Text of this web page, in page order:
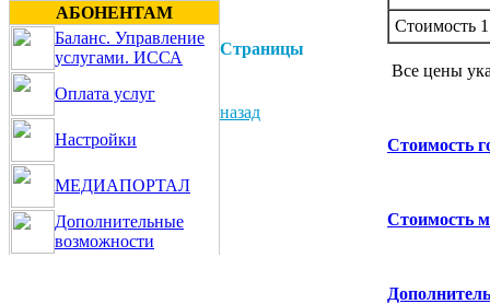
АБОНЕНТАМ
Баланс. Управление
услугами. ИССА
Оплата услуг
Настройки
МЕДИАПОРТАЛ
Дополнительные
возможности
Страницы
назад
Стоимость
Все цены
Стоимость
Стоимость